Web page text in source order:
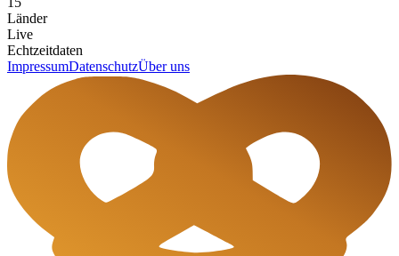
Länder
Live
Echtzeitdaten
ImpressumDatenschutzÜber uns